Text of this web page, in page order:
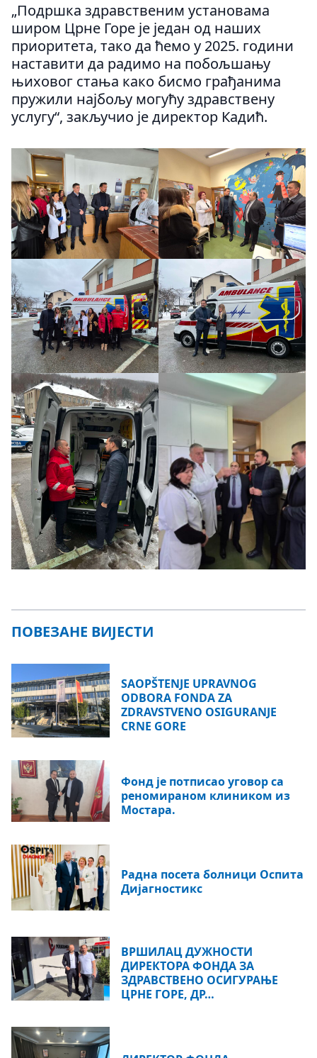
„Подршка здравственим установама
широм Црне Горе је један од наших
приоритета, тако да ћемо у 2025. години
наставити да радимо на побољшању
њиховог стања како бисмо грађанима
пружили најбољу могућу здравствену
услугу“, закључио је директор Кадић.
ПОВЕЗАНЕ ВИЈЕСТИ
SAOPŠTENJE UPRAVNOG
ODBORA FONDA ZA
ZDRAVSTVENO OSIGURANJE
CRNE GORE
Фонд је потписао уговор са
реномираном клиником из
Мостара.
Радна посета болници Оспита
Дијагностикс
ВРШИЛАЦ ДУЖНОСТИ
ДИРЕКТОРА ФОНДА ЗА
ЗДРАВСТВЕНО ОСИГУРАЊЕ
ЦРНЕ ГОРЕ, ДР…